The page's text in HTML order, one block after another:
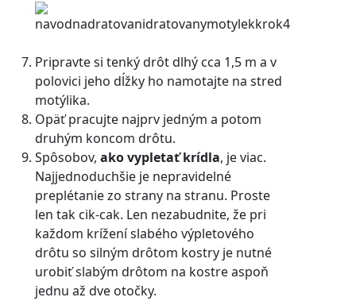
Pripravte si tenký drôt dlhý cca 1,5 m a v
polovici jeho dĺžky ho namotajte na stred
motýlika.
Opäť pracujte najprv jedným a potom
druhým koncom drôtu.
Spôsobov, ako vypletať krídla, je viac.
Najjednoduchšie je nepravidelné
preplétanie zo strany na stranu. Proste
len tak cik-cak. Len nezabudnite, že pri
každom krížení slabého výpletového
drôtu so silným drôtom kostry je nutné
urobiť slabým drôtom na kostre aspoň
jednu až dve otočky.